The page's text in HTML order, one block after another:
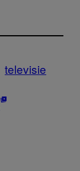
televisie